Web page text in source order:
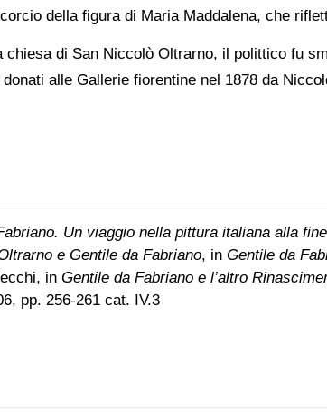
della figura di Maria Maddalena, che
chiesa di San Niccolò Oltrarno, il polittico fu
alle Gallerie fiorentine nel 1878 da
Un viaggio nella pittura italiana alla
e Gentile da Fabriano, inGentile da
inGentile da Fabriano e l’altro
pp. 256-261 cat. IV.3